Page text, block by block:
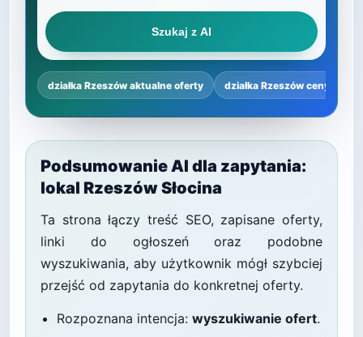
Szukaj z AI
działka Rzeszów aktualne oferty działka Rzeszów ceny
Podsumowanie AI dla zapytania:
lokal Rzeszów Słocina
Ta strona łączy treść SEO, zapisane oferty,
linki do ogłoszeń oraz podobne
wyszukiwania, aby użytkownik mógł szybciej
przejść od zapytania do konkretnej oferty.
Rozpoznana intencja: wyszukiwanie ofert.